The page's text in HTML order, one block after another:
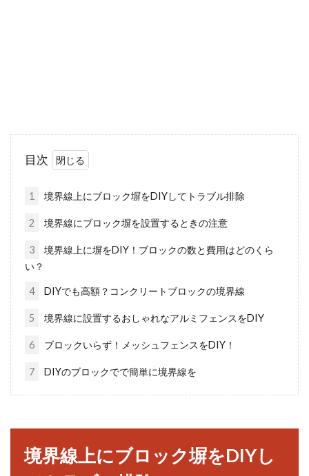
更！必要な手続きとは？
る土地を駐車...
を知り新築に活かそう
土地ひとつひとつに地目があることをご存知で
しょうか。地目は20種類以上あり、その中のひ
き方をご紹介！
目次
1 境界線上にブロック塀をDIYしてトラブル排除
2 境界線にブロック塀を設置するときの注意
3
境界線上に塀をDIY！ブロックの数と費用はどのくら
い？
4 DIYでも高額？コンクリートブロックの境界線
5 境界線に設置するおしゃれなアルミフェンスをDIY
6 ブロックいらず！メッシュフェンスをDIY！
7 DIYのブロックでで簡単に境界線を
境界線上にブロック塀をDIYし